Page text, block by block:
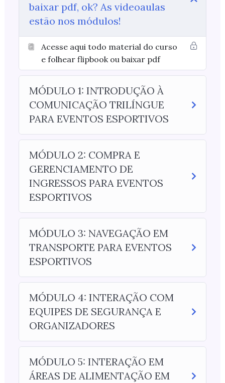
baixar pdf, ok? As videoaulas
estão nos módulos!
Acesse aqui todo material do curso
e folhear flipbook ou baixar pdf
MÓDULO 1: INTRODUÇÃO À
COMUNICAÇÃO TRILÍNGUE
PARA EVENTOS ESPORTIVOS
MÓDULO 2: COMPRA E
GERENCIAMENTO DE
INGRESSOS PARA EVENTOS
ESPORTIVOS
MÓDULO 3: NAVEGAÇÃO EM
TRANSPORTE PARA EVENTOS
ESPORTIVOS
MÓDULO 4: INTERAÇÃO COM
EQUIPES DE SEGURANÇA E
ORGANIZADORES
MÓDULO 5: INTERAÇÃO EM
ÁREAS DE ALIMENTAÇÃO EM